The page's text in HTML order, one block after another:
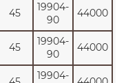
45
19904-
90
44000
45
19904-
90
44000
19904-